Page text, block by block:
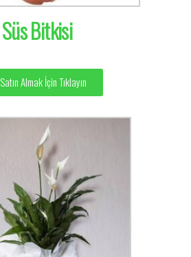
Süs Bitkisi
Satın Almak İçin Tıklayın